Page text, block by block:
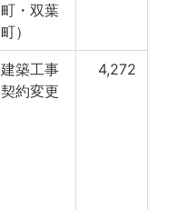
町・双葉
町）
建築工事
契約変更
4,272